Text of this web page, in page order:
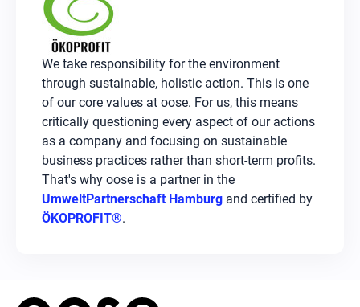
We take responsibility for the environment
through sustainable, holistic action. This is one
of our core values at oose. For us, this means
critically questioning every aspect of our actions
as a company and focusing on sustainable
business practices rather than short-term profits.
That's why oose is a partner in the
UmweltPartnerschaft Hamburg and certified by
ÖKOPROFIT®.